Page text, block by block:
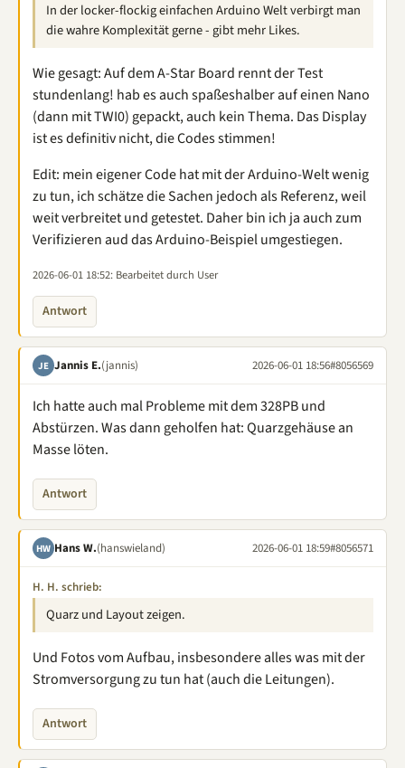
In der locker-flockig einfachen Arduino Welt verbirgt man
die wahre Komplexität gerne - gibt mehr Likes.
Wie gesagt: Auf dem A-Star Board rennt der Test
stundenlang! hab es auch spaßeshalber auf einen Nano
(dann mit TWI0) gepackt, auch kein Thema. Das Display
ist es definitiv nicht, die Codes stimmen!
Edit: mein eigener Code hat mit der Arduino-Welt wenig
zu tun, ich schätze die Sachen jedoch als Referenz, weil
weit verbreitet und getestet. Daher bin ich ja auch zum
Verifizieren aud das Arduino-Beispiel umgestiegen.
2026-06-01 18:52: Bearbeitet durch User
Antwort
JE Jannis E.(jannis) 2026-06-01 18:56#8056569
Ich hatte auch mal Probleme mit dem 328PB und
Abstürzen. Was dann geholfen hat: Quarzgehäuse an
Masse löten.
Antwort
HW Hans W.(hanswieland) 2026-06-01 18:59#8056571
H. H. schrieb:
Quarz und Layout zeigen.
Und Fotos vom Aufbau, insbesondere alles was mit der
Stromversorgung zu tun hat (auch die Leitungen).
Antwort